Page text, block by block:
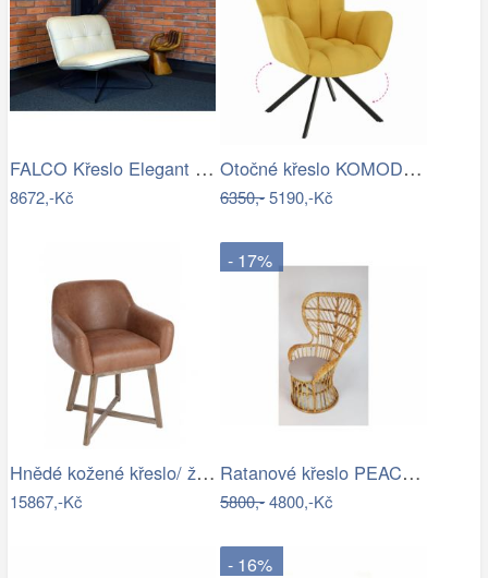
FALCO Křeslo Elegant kůže Toledo /vtahy…
8672,-Kč
Otočné křeslo KOMODO Tempo Kondela
6350,-5190,-Kč
Hnědé kožené křeslo/ židle Venetta - 62…
15867,-Kč
- 17%
Ratanové křeslo PEACOCK - přírodní ratan
5800,-4800,-Kč
- 16%